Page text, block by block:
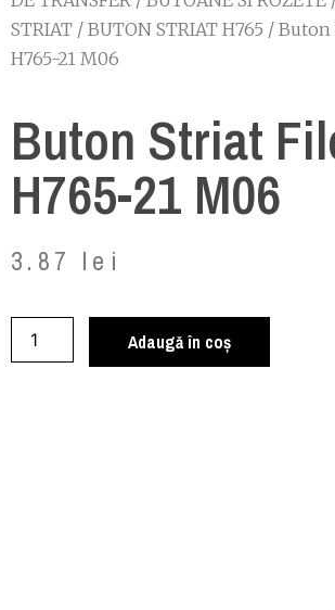
STRIAT / BUTON STRIAT H765 /
H765-21 M06
Buton Striat
H765-21 M06
3.87 lei
Adaugă în coș